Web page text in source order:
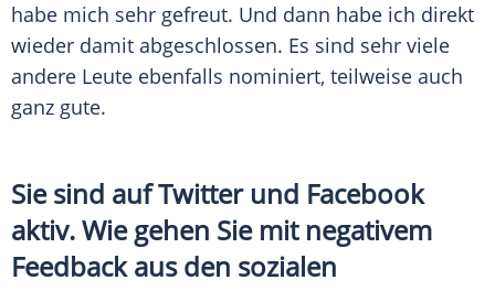
habe mich sehr gefreut. Und dann habe ich direkt
wieder damit abgeschlossen. Es sind sehr viele
andere Leute ebenfalls nominiert, teilweise auch
ganz gute.
Sie sind aufTwitterund Facebook
aktiv. Wie gehen Sie mit negativem
Feedback aus den sozialen